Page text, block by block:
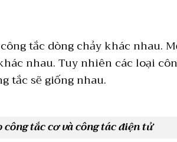
tắc dòng chảy khác nhau.
nhau. Tuy nhiên các loại
tắc sẽ giống nhau.
công tắc cơ và công tác điện tử